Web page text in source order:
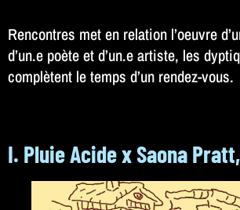
Rencontres met en relation l’oeuvre
d’un.e poète et d’un.e artiste, les
complètent le temps d’un rendez-vous.
I. Pluie Acide x Saona